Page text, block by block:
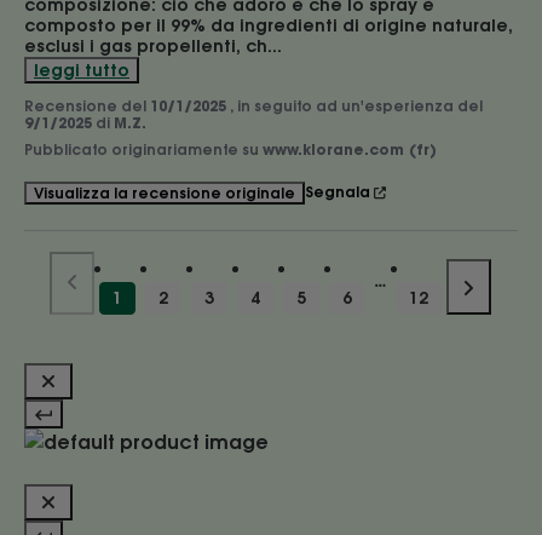
composizione: ciò che adoro è che lo spray è
composto per il 99% da ingredienti di origine naturale,
esclusi i gas propellenti, ch...
leggi tutto
Recensione del 10/1/2025 , in seguito ad un'esperienza del
9/1/2025 di M.Z.
Pubblicato originariamente su www.klorane.com (fr)
Visualizza la recensione originale Segnala
1 2 3 4 5 6 12